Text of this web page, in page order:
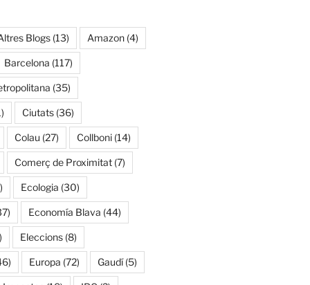
Blogs(13) Amazon(4)
Barcelona (117)
(35)
Ciutats(36)
Colau (27) Collboni(14)
Comerç de Proximitat(7)
Ecologia (30)
Economía Blava (44)
Eleccions(8)
Europa (72) Gaudí(5)